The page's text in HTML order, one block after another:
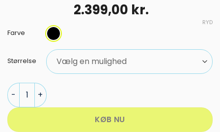
2.399,00 kr.
Farve
Størrelse
RYD
Atomic Hawx Prime 100 MV antal
KØB NU